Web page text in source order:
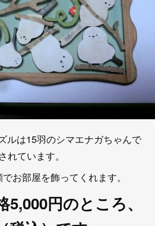
ルは15羽のシマエナガちゃんで
れています。
お部屋を飾ってくれます。
円のところ、